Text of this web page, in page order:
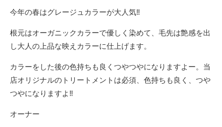
今年の春はグレージュカラーが大人気‼️
根元はオーガニックカラーで優しく染めて、毛先は艶感を出
し大人の上品な映えカラーに仕上げます。
カラーをした後の色持ちも良くつやつやになりますよー。当
店オリジナルのトリートメントは必須、色持ちも良く、つや
つやになりますよ‼️
オーナー